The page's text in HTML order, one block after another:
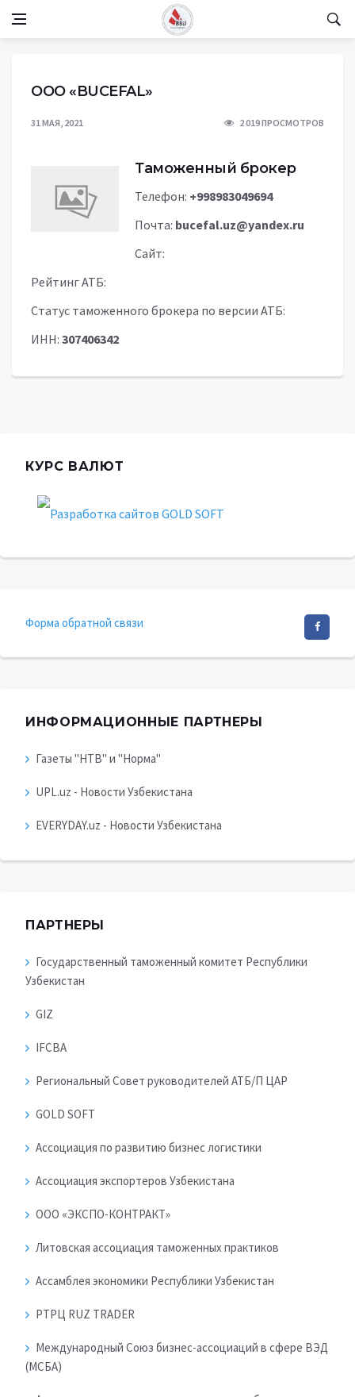
OOO «BUCEFAL»
31 МАЯ, 2021 2 019 ПРОСМОТРОВ
Таможенный брокер
Телефон: +998983049694
Почта: bucefal.uz@yandex.ru
Сайт:
Рейтинг АТБ:
Статус таможенного брокера по версии АТБ:
ИНН: 307406342
КУРС ВАЛЮТ
Форма обратной связи
ИНФОРМАЦИОННЫЕ ПАРТНЕРЫ
Газеты "НТВ" и "Норма"
UPL.uz - Новости Узбекистана
EVERYDAY.uz - Новости Узбекистана
ПАРТНЕРЫ
Государственный таможенный комитет Республики
Узбекистан
GIZ
IFCBA
Региональный Совет руководителей АТБ/П ЦАР
GOLD SOFT
Ассоциация по развитию бизнес логистики
Ассоциация экспортеров Узбекистана
ООО «ЭКСПО-КОНТРАКТ»
Литовская ассоциация таможенных практиков
Ассамблея экономики Республики Узбекистан
РТРЦ RUZ TRADER
Международный Союз бизнес-ассоциаций в сфере ВЭД
(МСБА)